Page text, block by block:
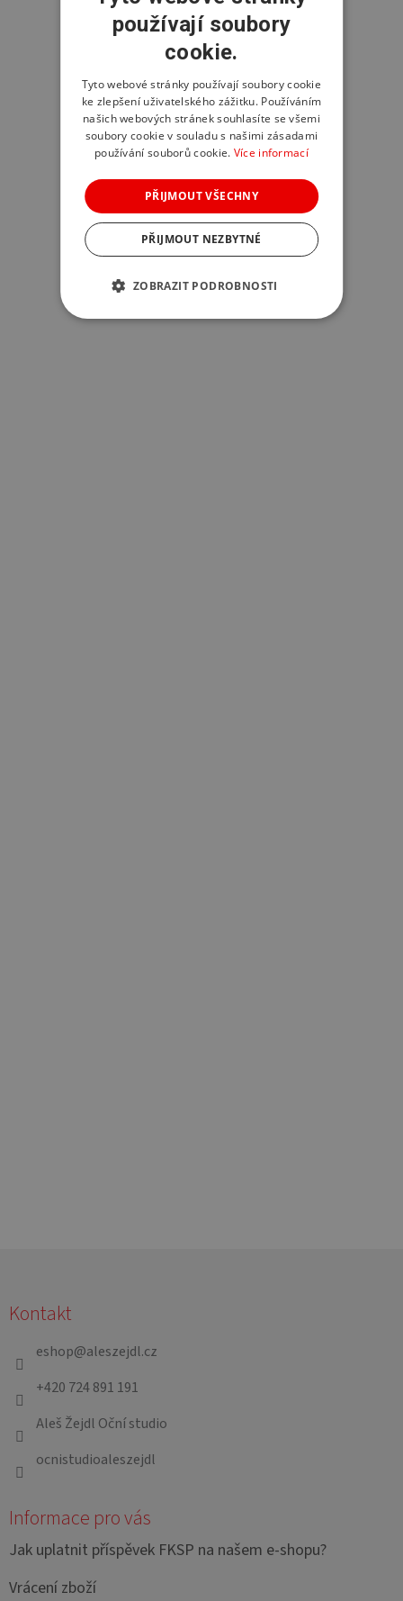
Kontakt
eshop@aleszejdl.cz
+420 724 891 191
Aleš Žejdl Oční studio
ocnistudioaleszejdl
Informace pro vás
Jak uplatnit příspěvek FKSP na našem e-shopu?
Vrácení zboží
používají soubory
cookie.
Tyto webové stránky používají soubory cookie
ke zlepšení uživatelského zážitku. Používáním
našich webových stránek souhlasíte se všemi
soubory cookie v souladu s našimi zásadami
používání souborů cookie. Více informací
PŘIJMOUT VŠECHNY
PŘIJMOUT NEZBYTNÉ
ZOBRAZIT PODROBNOSTI